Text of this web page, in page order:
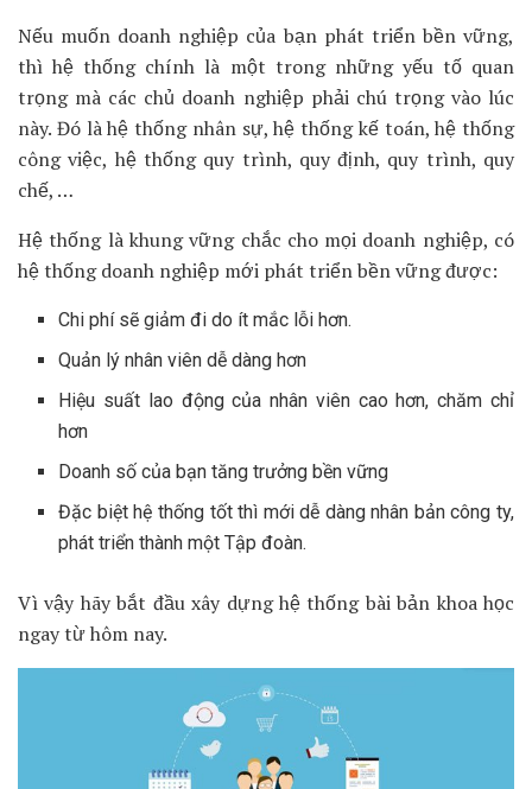
Nếu muốn doanh nghiệp của bạn phát triển bền vững,
thì hệ thống chính là một trong những yếu tố quan
trọng mà các chủ doanh nghiệp phải chú trọng vào lúc
này. Đó là hệ thống nhân sự, hệ thống kế toán, hệ thống
công việc, hệ thống quy trình, quy định, quy trình, quy
chế, …
Hệ thống là khung vững chắc cho mọi doanh nghiệp, có
hệ thống doanh nghiệp mới phát triển bền vững được:
Chi phí sẽ giảm đi do ít mắc lỗi hơn.
Quản lý nhân viên dễ dàng hơn
Hiệu suất lao động của nhân viên cao hơn, chăm chỉ
hơn
Doanh số của bạn tăng trưởng bền vững
Đặc biệt hệ thống tốt thì mới dễ dàng nhân bản công ty,
phát triển thành một Tập đoàn.
Vì vậy hãy bắt đầu xây dựng hệ thống bài bản khoa học
ngay từ hôm nay.